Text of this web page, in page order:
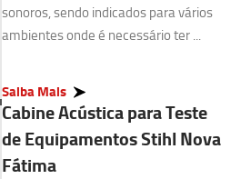
sonoros, sendo indicados para vários
ambientes onde é necessário ter ...
Saiba Mais
Cabine Acústica para Teste
de Equipamentos Stihl Nova
Fátima